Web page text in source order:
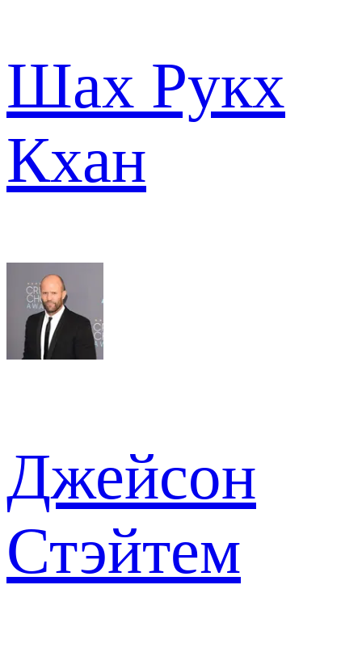
Шах Рукх
Кхан
Джейсон
Стэйтем